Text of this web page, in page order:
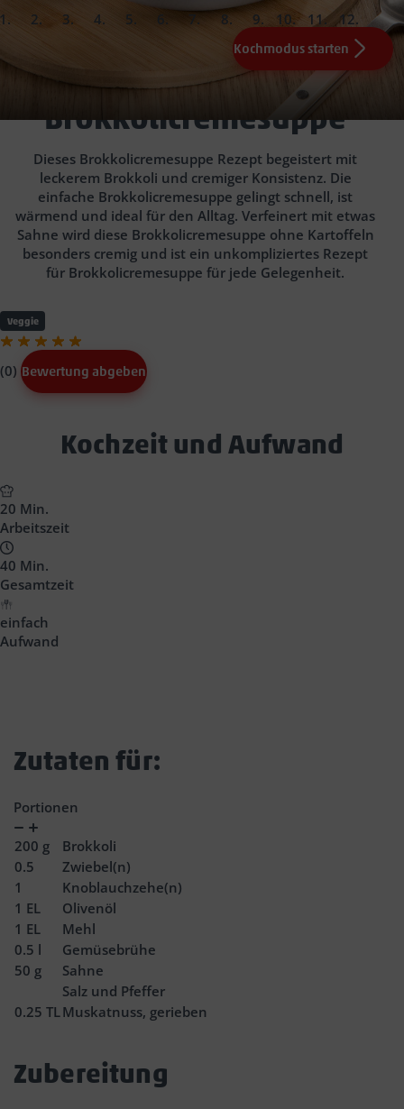
slide
slide
slide
slide
slideslide
slide
7.
slide slideslide
slide
Fertig!
Kochmodus starten
Angeboten der Woche
200 g Brokkoli
0.5Zwiebel(n)
1
Knoblauchzehe(n)
EL Olivenöl
EL Mehl
0.5 ca. 10 Min.
g Sahne
Salz
0.25 TL Muskatnuss, gerieben
0.25 TL Muskatnuss, gerieben
Brokkolicremesuppe
Dieses Brokkolicremesuppe Rezept begeistert mit
leckerem Brokkoli und cremiger Konsistenz. Die
einfache Brokkolicremesuppe gelingt schnell, ist
wärmend und ideal für den Alltag. Verfeinert mit etwas
Sahne wird diese Brokkolicremesuppe ohne Kartoffeln
besonders cremig und ist ein unkompliziertes Rezept
für Brokkolicremesuppe für jede Gelegenheit.
Veggie
(0) Bewertung abgeben
Text
Headline
Kochzeit und Aufwand
20 Min.
Arbeitszeit
40 Min.
Gesamtzeit
einfach
Aufwand
Zutaten für:
Portionen
Verringern
Zunahme
200 g
Brokkoli
0.5
Zwiebel(n)
1
Knoblauchzehe(n)
1 EL
Olivenöl
1 EL
Mehl
0.5 l
Gemüsebrühe
50 g
Sahne
Salz und Pfeffer
0.25 TL Muskatnuss, gerieben
Zubereitung